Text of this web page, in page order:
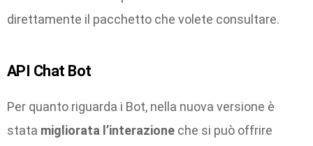
direttamente il pacchetto che volete consultare.
API Chat Bot
Per quanto riguarda i Bot, nella nuova versione è
stata migliorata l’interazione che si può offrire